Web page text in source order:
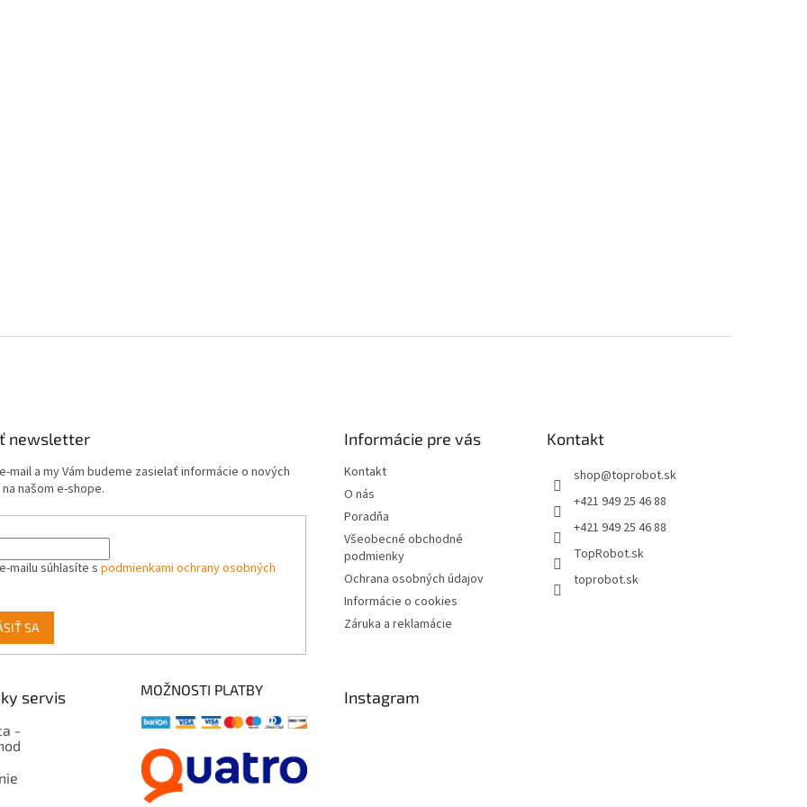
newsletter
mail a my Vám budeme zasielať informácie o nových
našom e-shope.
mailu súhlasíte s podmienkami ochrany osobných
SA
Informácie pre vás
Kontakt
O nás
Poradňa
Všeobecné obchodné
podmienky
Ochrana osobných údajov
Informácie o cookies
Záruka a reklamácie
Kontakt
shop@toprobot.sk
+421 949 25 46 88
+421 949 25 46 88
TopRobot.sk
toprobot.sk
servis
-
MOŽNOSTI PLATBY Instagram